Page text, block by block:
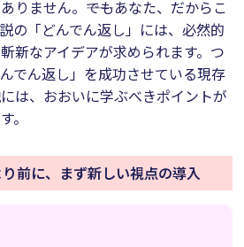
りません。――でもあなた、だからこ
の「どんでん返し」には、必然的
新なアイデアが求められます。つ
でん返し」を成功させている現存
は、おおいに学ぶべきポイントが
。
前に、まず新しい視点の導入